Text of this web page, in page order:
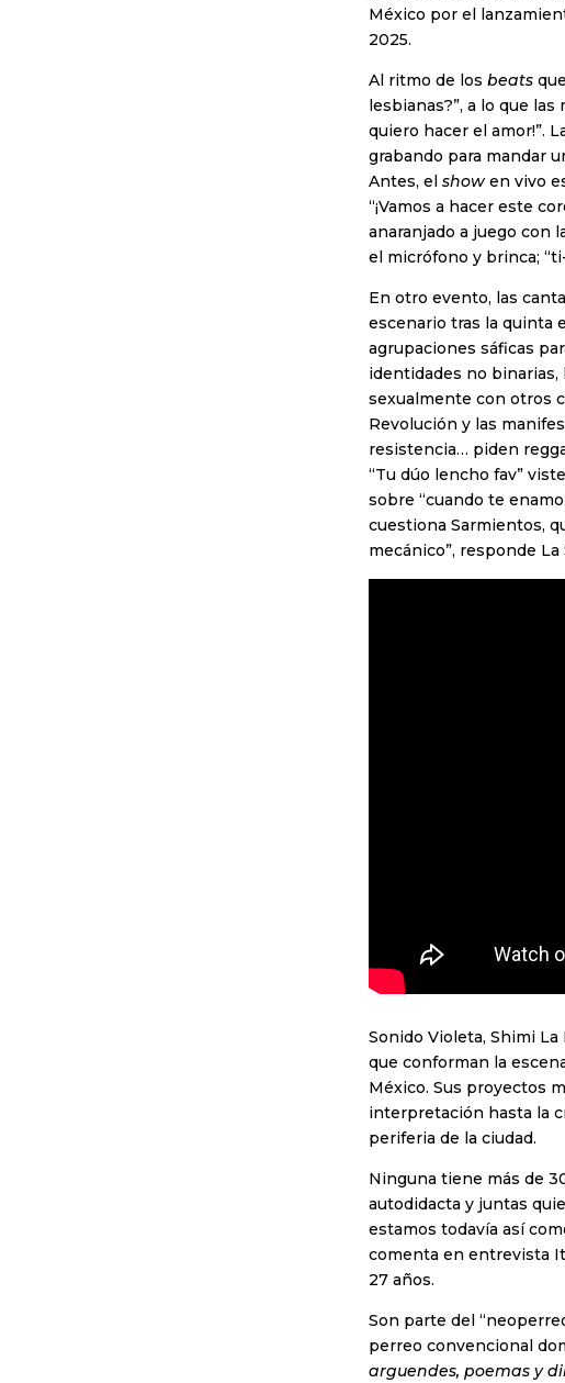
México por el
2025.
Al ritmo de los beats
lesbianas?”, a lo que las
quiero hacer el amor!”.
grabando para mandar
Antes, el show en vivo
“¡Vamos a hacer este
anaranjado a juego con
el micrófono y brinca;
En otro evento, las
escenario tras la quinta
agrupaciones sáficas
identidades no binarias,
sexualmente con otros
Revolución y las
resistencia… piden
“Tu dúo lencho fav”
sobre “cuando te
cuestiona Sarmientos,
mecánico”, responde
Sonido Violeta, Shimi
que conforman la
México. Sus proyectos
interpretación hasta la
periferia de la ciudad.
Ninguna tiene más de
autodidacta y juntas
estamos todavía así
comenta en entrevista
27 años.
Son parte del
perreo convencional
arguendes, poemas y